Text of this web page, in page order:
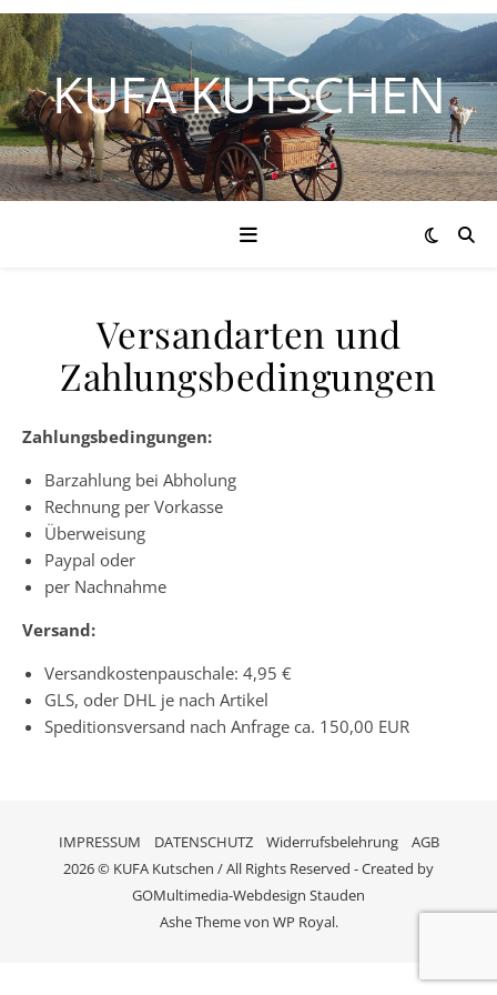
KUFA KUTSCHEN
Versandarten und
Zahlungsbedingungen
Zahlungsbedingungen:
Barzahlung bei Abholung
Rechnung per Vorkasse
Überweisung
Paypal oder
per Nachnahme
Versand:
Versandkostenpauschale: 4,95 €
GLS, oder DHL je nach Artikel
Speditionsversand nach Anfrage ca. 150,00 EUR
IMPRESSUM DATENSCHUTZ Widerrufsbelehrung
AGB
2026 © KUFA Kutschen / All Rights Reserved - Created by
GOMultimedia-Webdesign Stauden
Ashe Theme von WP Royal.